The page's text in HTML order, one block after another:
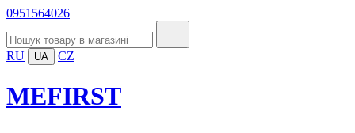
0951564026
RU UA CZ
MEFIRST